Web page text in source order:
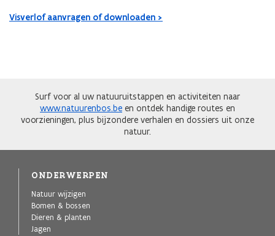
Visverlof aanvragen of downloaden >
Surf voor al uw natuuruitstappen en activiteiten naar
www.natuurenbos.be en ontdek handige routes en
voorzieningen, plus bijzondere verhalen en dossiers uit onze
natuur.
ONDERWERPEN
Natuur wijzigen
Bomen & bossen
Dieren & planten
Jagen